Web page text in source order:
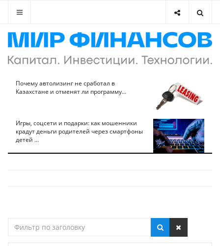
Почему автолизинг не сработал в
Казахстане и отменят ли программу...
Игры, соцсети и подарки: как мошенники
крадут деньги родителей через смартфоны
детей ...
по